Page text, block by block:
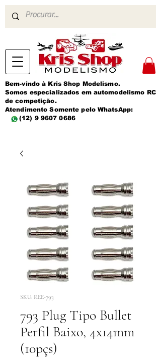
Bem-vindo à Kris Shop Modelismo.
Somos especializados em automodelismo RC
de competição.
Atendimento Somente pelo WhatsApp:
(12) 9 9607 0686
SKU: REE-793
793 Plug Tipo Bullet
Perfil Baixo, 4x14mm
(10pçs)